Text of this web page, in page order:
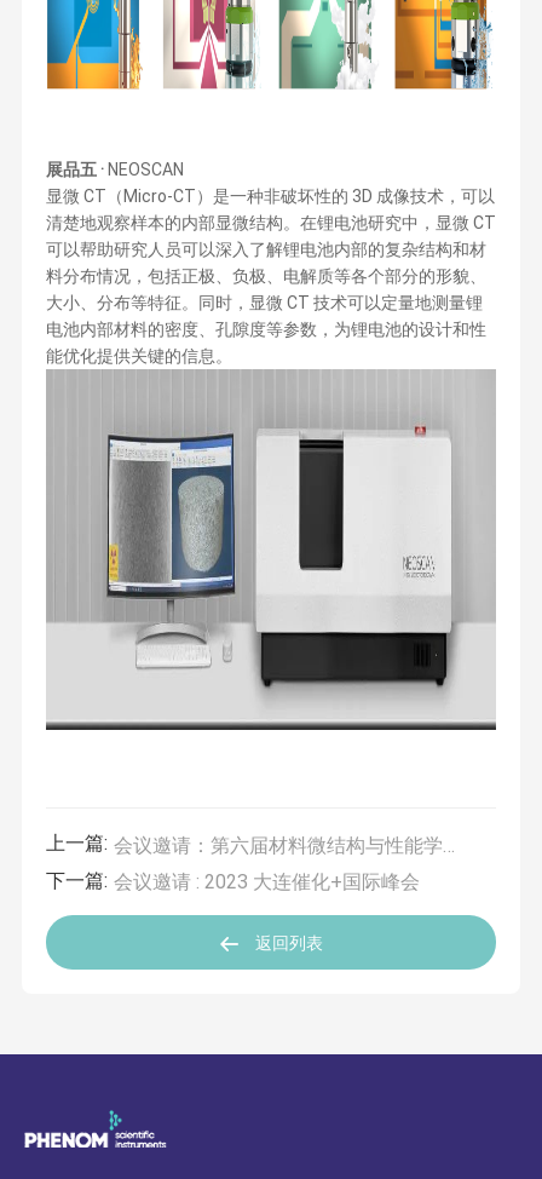
展品五 ·NEOSCAN
显微 CT（Micro-CT）是一种非破坏性的 3D 成像技术，可以
清楚地观察样本的内部显微结构。在锂电池研究中，显微 CT
可以帮助研究人员可以深入了解锂电池内部的复杂结构和材
料分布情况，包括正极、负极、电解质等各个部分的形貌、
大小、分布等特征。同时，显微 CT 技术可以定量地测量锂
电池内部材料的密度、孔隙度等参数，为锂电池的设计和性
能优化提供关键的信息。
上一篇:
下一篇: 会议邀请 : 2023 大连催化+国际峰会
返回列表